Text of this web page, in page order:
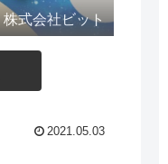
株式会社ビット
2021.05.03